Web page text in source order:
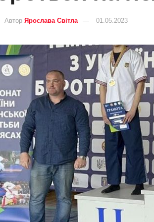
Автор Ярослава Світла 01.05.2023